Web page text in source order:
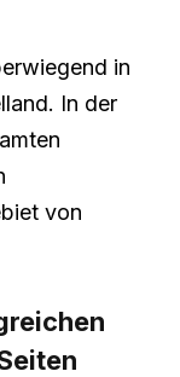
in
In der
von